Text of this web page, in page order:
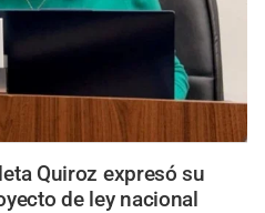
Quiroz expresó su
de ley nacional